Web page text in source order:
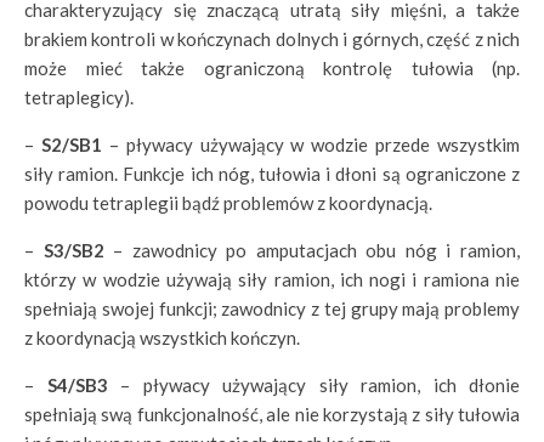
charakteryzujący się znaczącą utratą siły mięśni, a także
brakiem kontroli w kończynach dolnych i górnych, część z nich
może mieć także ograniczoną kontrolę tułowia (np.
tetraplegicy).
– S2/SB1 – pływacy używający w wodzie przede wszystkim
siły ramion. Funkcje ich nóg, tułowia i dłoni są ograniczone z
powodu tetraplegii bądź problemów z koordynacją.
– S3/SB2 – zawodnicy po amputacjach obu nóg i ramion,
którzy w wodzie używają siły ramion, ich nogi i ramiona nie
spełniają swojej funkcji; zawodnicy z tej grupy mają problemy
z koordynacją wszystkich kończyn.
– S4/SB3 – pływacy używający siły ramion, ich dłonie
spełniają swą funkcjonalność, ale nie korzystają z siły tułowia